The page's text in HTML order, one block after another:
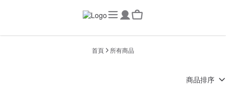
首頁 所有商品
商品排序